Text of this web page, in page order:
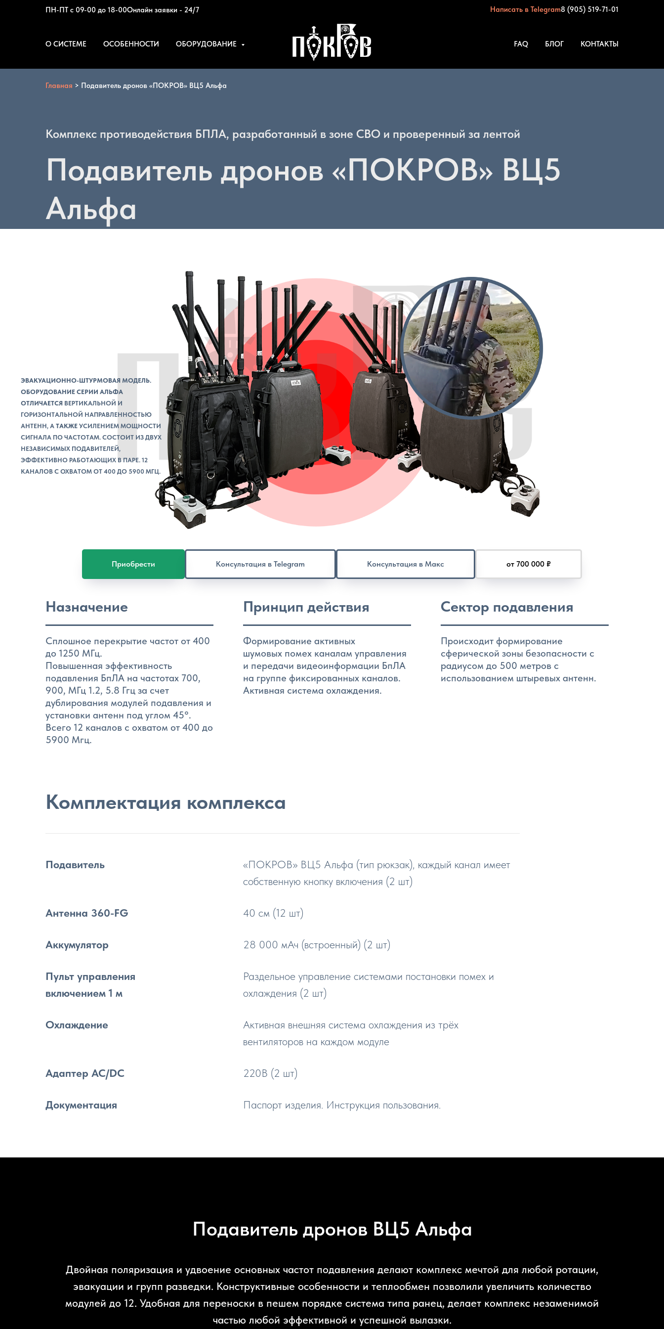
ПН-ПТ с 09-00 до 18-00Онлайн заявки - 24/7 Написать в Telegram8 (905) 519-71-01
О СИСТЕМЕ ОСОБЕННОСТИ ОБОРУДОВАНИЕ FAQ БЛОГ КОНТАКТЫ
Главная > Подавитель дронов «ПОКРОВ» ВЦ5 Альфа
Комплекс противодействия БПЛА, разработанный в зоне СВО и проверенный за лентой
Подавитель дронов «ПОКРОВ» ВЦ5
Альфа
ЭВАКУАЦИОННО-ШТУРМОВАЯ МОДЕЛЬ.
ОБОРУДОВАНИЕ СЕРИИ АЛЬФА
ОТЛИЧАЕТСЯ ВЕРТИКАЛЬНОЙ И
ГОРИЗОНТАЛЬНОЙ НАПРАВЛЕННОСТЬЮ
АНТЕНН, А ТАКЖЕ УСИЛЕНИЕМ МОЩНОСТИ
СИГНАЛА ПО ЧАСТОТАМ. СОСТОИТ ИЗ ДВУХ
НЕЗАВИСИМЫХ ПОДАВИТЕЛЕЙ,
ЭФФЕКТИВНО РАБОТАЮЩИХ В ПАРЕ. 12
КАНАЛОВ С ОХВАТОМ ОТ 400 ДО 5900 МГЦ.
Приобрести Консультация в Telegram Консультация в Макс от 700 000 ₽
Назначение
Сплошное перекрытие частот от 400
до 1250 МГц.
Повышенная эффективность
подавления БпЛА на частотах 700,
900, МГц 1.2, 5.8 Ггц за счет
дублирования модулей подавления и
установки антенн под углом 45°.
Всего 12 каналов с охватом от 400 до
5900 Мгц.
Принцип действия
Формирование активных
шумовых помех каналам управления
и передачи видеоинформации БпЛА
на группе фиксированных каналов.
Активная система охлаждения.
Сектор подавления
Происходит формирование
сферической зоны безопасности с
радиусом до 500 метров с
использованием штыревых антенн.
Комплектация комплекса
Подавитель
«ПОКРОВ» ВЦ5 Альфа (тип рюкзак), каждый канал имеет
собственную кнопку включения (2 шт)
Антенна 360-FG 40 см (12 шт)
Аккумулятор 28 000 мАч (встроенный) (2 шт)
Пульт управления
включением 1 м
Раздельное управление системами постановки помех и
охлаждения (2 шт)
Охлаждение
Активная внешняя система охлаждения из трёх
вентиляторов на каждом модуле
Адаптер AC/DC 220В (2 шт)
Документация Паспорт изделия. Инструкция пользования.
Подавитель дронов ВЦ5 Альфа
Двойная поляризация и удвоение основных частот подавления делают комплекс мечтой для любой ротации,
эвакуации и групп разведки. Конструктивные особенности и теплообмен позволили увеличить количество
модулей до 12. Удобная для переноски в пешем порядке система типа ранец, делает комплекс незаменимой
частью любой эффективной и успешной вылазки.